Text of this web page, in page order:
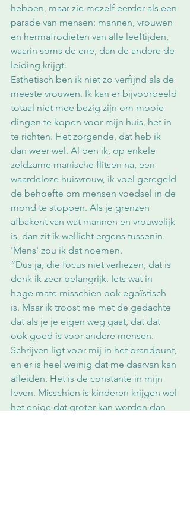
hebben, maar zie mezelf eerder als een
parade van mensen: mannen, vrouwen
en hermafrodieten van alle leeftijden,
waarin soms de ene, dan de andere de
leiding krijgt.
Esthetisch ben ik niet zo verfijnd als de
meeste vrouwen. Ik kan er bijvoorbeeld
totaal niet mee bezig zijn om mooie
dingen te kopen voor mijn huis, het in
te richten. Het zorgende, dat heb ik
dan weer wel. Al ben ik, op enkele
zeldzame manische flitsen na, een
waardeloze huisvrouw, ik voel geregeld
de behoefte om mensen voedsel in de
mond te stoppen. Als je grenzen
afbakent van wat mannen en vrouwelijk
is, dan zit ik wellicht ergens tussenin.
'Mens' zou ik dat noemen.
“Dus ja, die focus niet verliezen, dat is
denk ik zeer belangrijk. Iets wat in
hoge mate misschien ook egoïstisch
is. Maar ik troost me met de gedachte
dat als je je eigen weg gaat, dat dat
ook goed is voor andere mensen.
Schrijven ligt voor mij in het brandpunt,
en er is heel weinig dat me daarvan kan
afleiden. Het is de constante in mijn
leven. Misschien is kinderen krijgen wel
het enige dat groter kan worden dan